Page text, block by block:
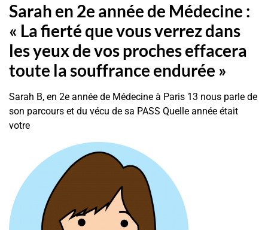
Sarah en 2e année de Médecine :
« La fierté que vous verrez dans
les yeux de vos proches effacera
toute la souffrance endurée »
Sarah B, en 2e année de Médecine à Paris 13 nous parle de
son parcours et du vécu de sa PASS Quelle année était
votre